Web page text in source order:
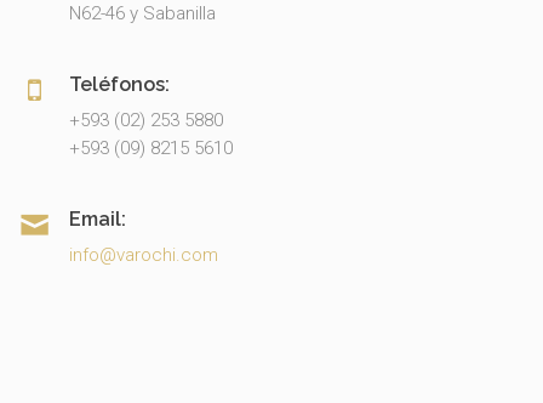
N62-46 y Sabanilla
Teléfonos:
+593 (02) 253 5880
+593 (09) 8215 5610
Email:
info@varochi.com